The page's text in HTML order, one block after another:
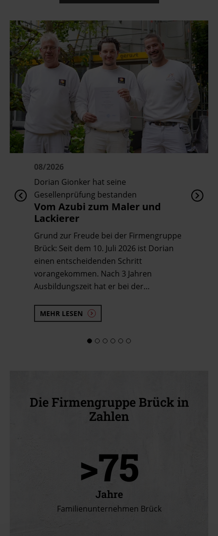
08/2026
Dorian Gionker hat seine
Gesellenprüfung bestanden
Vom Azubi zum Maler und
Lackierer
Grund zur Freude bei der Firmengruppe
Brück: Seit dem 10. Juli 2026 ist Dorian
einen entscheidenden Schritt
vorangekommen. Nach 3 Jahren
Ausbildungszeit hat er bei der…
MEHR LESEN
Die Firmengruppe Brück in
Zahlen
>75
Jahre
Familienunternehmen Brück